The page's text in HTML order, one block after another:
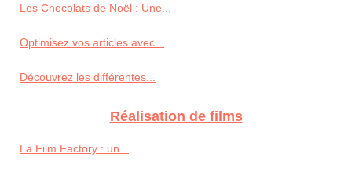
Les Chocolats de Noël : Une...
Optimisez vos articles avec...
Découvrez les différentes...
Réalisation de films
La Film Factory : un...